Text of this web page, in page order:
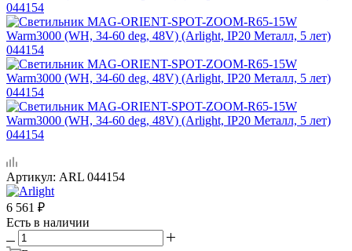
Артикул: ARL 044154
6 561 ₽
Есть в наличии